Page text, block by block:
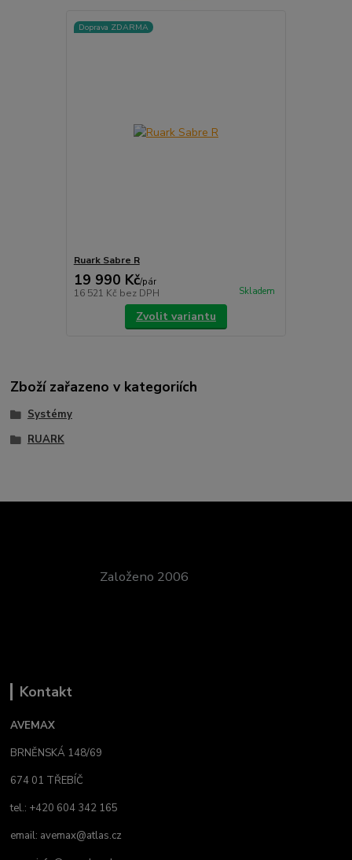
Doprava ZDARMA
Ruark Sabre R
19 990 Kč/pár
16 521 Kč bez DPH Skladem
Zvolit variantu
Zboží zařazeno v kategoriích
Systémy
RUARK
Založeno 2006
Kontakt
AVEMAX
BRNĚNSKÁ 148/69
674 01 TŘEBÍČ
tel.: +420 604 342 165
email: avemax@atlas.cz